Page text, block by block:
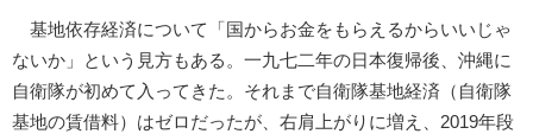
基地依存経済について「国からお金をもらえるからいいじゃ
ないか」という見方もある。一九七二年の日本復帰後、沖縄に
自衛隊が初めて入ってきた。それまで自衛隊基地経済（自衛隊
基地の賃借料）はゼロだったが、右肩上がりに増え、2019年段